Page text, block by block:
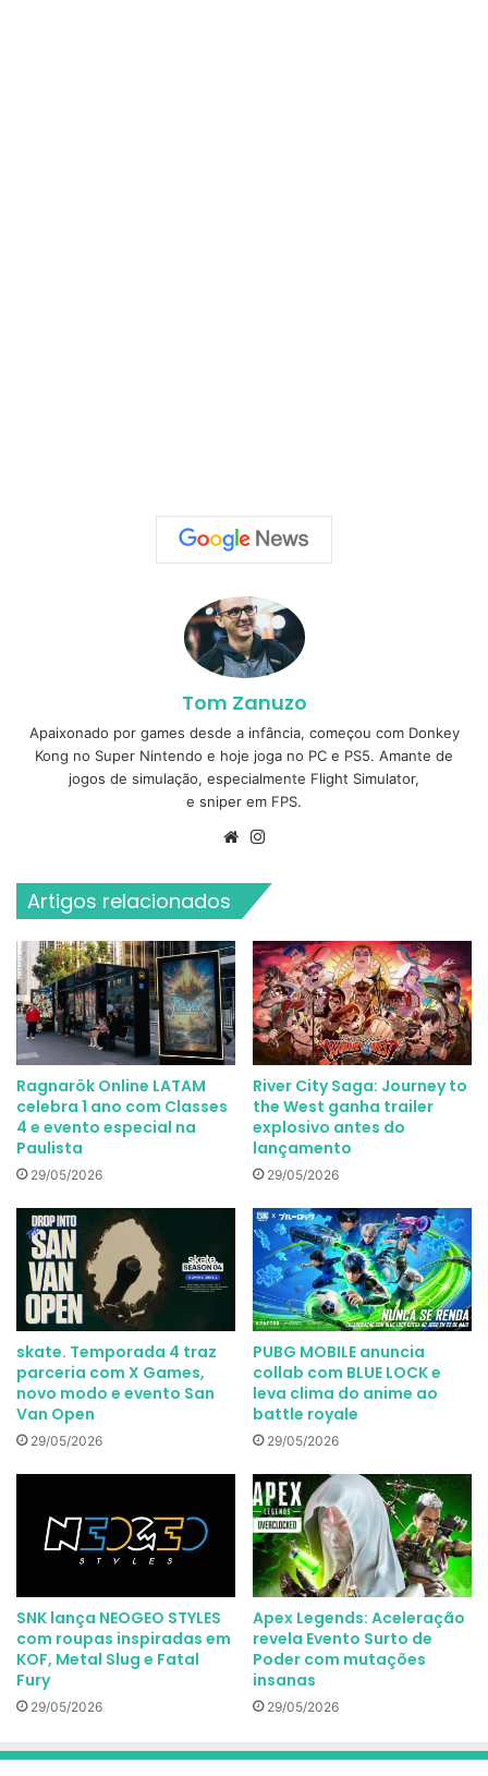
Tom Zanuzo
Apaixonado por games desde a infância, começou com Donkey
Kong no Super Nintendo e hoje joga no PC e PS5. Amante de
jogos de simulação, especialmente Flight Simulator,
e sniper em FPS.
Website
Artigos relacionados
Ragnarök Online LATAM
celebra 1 ano com Classes
4 e evento especial na
Paulista
29/05/2026
River City Saga: Journey to
the West ganha trailer
explosivo antes do
lançamento
29/05/2026
skate. Temporada 4 traz
parceria com X Games,
novo modo e evento San
Van Open
29/05/2026
PUBG MOBILE anuncia
collab com BLUE LOCK e
leva clima do anime ao
battle royale
29/05/2026
SNK lança NEOGEO STYLES
com roupas inspiradas em
KOF, Metal Slug e Fatal
Fury
29/05/2026
Apex Legends: Aceleração
revela Evento Surto de
Poder com mutações
insanas
29/05/2026